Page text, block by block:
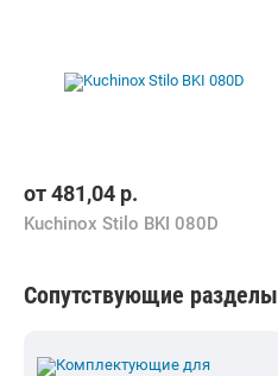
от481,04 р.
Kuchinox Stilo BKI 080D
Сопутствующие разделы